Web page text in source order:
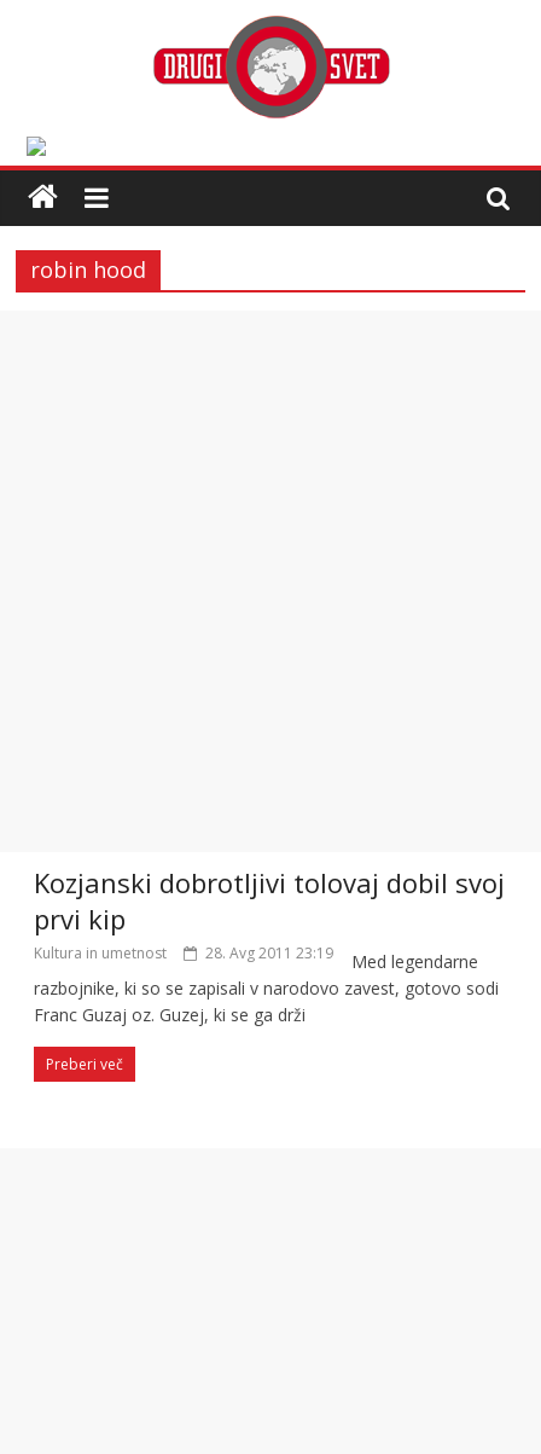
robin hood
Kozjanski dobrotljivi tolovaj dobil svoj
prvi kip
Kultura in umetnost 28. Avg 2011 23:19
Med legendarne
razbojnike, ki so se zapisali v narodovo zavest, gotovo sodi
Franc Guzaj oz. Guzej, ki se ga drži
Preberi več